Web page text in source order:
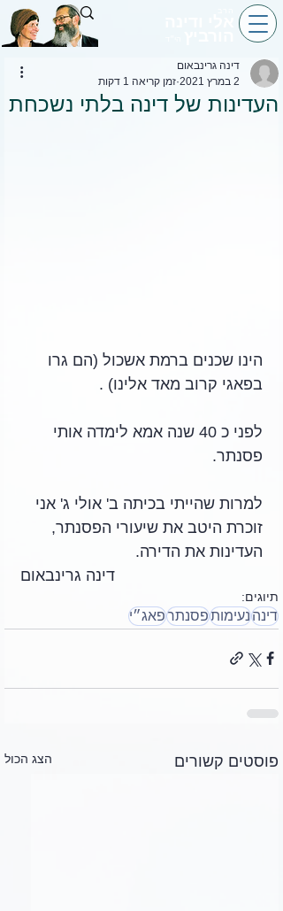
העדינות של דינה בלתי נשכחת
דינה גרינבאום
2 במרץ 2021
זמן קריאה 1 דקות
הינו שכנים ברמת אשכול (הם גרו
בפאגי קרוב מאד אלינו) .
לפני כ 40 שנה אמא לימדה אותי
פסנתר.
למרות שהייתי בכיתה ב' אולי ג' אני
זוכרת היטב את שיעורי הפסנתר,
העדינות את הדירה.
דינה גרינבאום
תיוגים:
דינהנעימותפסנתרפאג״י
פוסטים קשורים הצג הכול